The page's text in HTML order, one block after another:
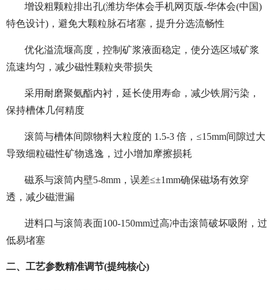
增设粗颗粒排出孔(潍坊华体会手机网页版-华体会(中国)
特色设计)，避免大颗粒脉石堵塞，提升分选流畅性
优化溢流堰高度，控制矿浆液面稳定，使分选区域矿浆
流速均匀，减少磁性颗粒夹带损失
采用耐磨聚氨酯内衬，延长使用寿命，减少铁屑污染，
保持槽体几何精度
滚筒与槽体间隙物料大粒度的 1.5-3 倍，≤15mm间隙过大
导致细粒磁性矿物逃逸，过小增加摩擦损耗
磁系与滚筒内壁5-8mm，误差≤±1mm确保磁场有效穿
透，减少磁泄漏
进料口与滚筒表面100-150mm过高冲击滚筒破坏吸附，过
低易堵塞
二、工艺参数精准调节(提纯核心)